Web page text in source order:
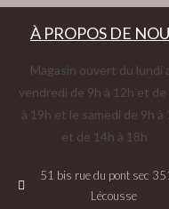
À PROPOS DE
Magasin ouvert du lundi
vendredi de 9h à 12h et de
à 19h et le samedi de 9h à
et de 14h à 18h
51 bis rue du pont sec
Lécousse